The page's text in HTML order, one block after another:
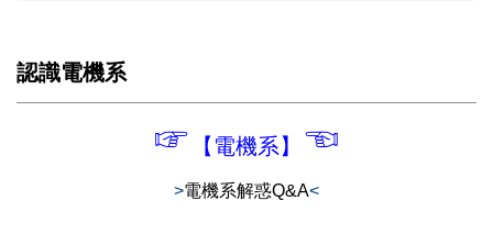
認識電機系
☞ 【電機系】 ☜
>電機系解惑Q&A<